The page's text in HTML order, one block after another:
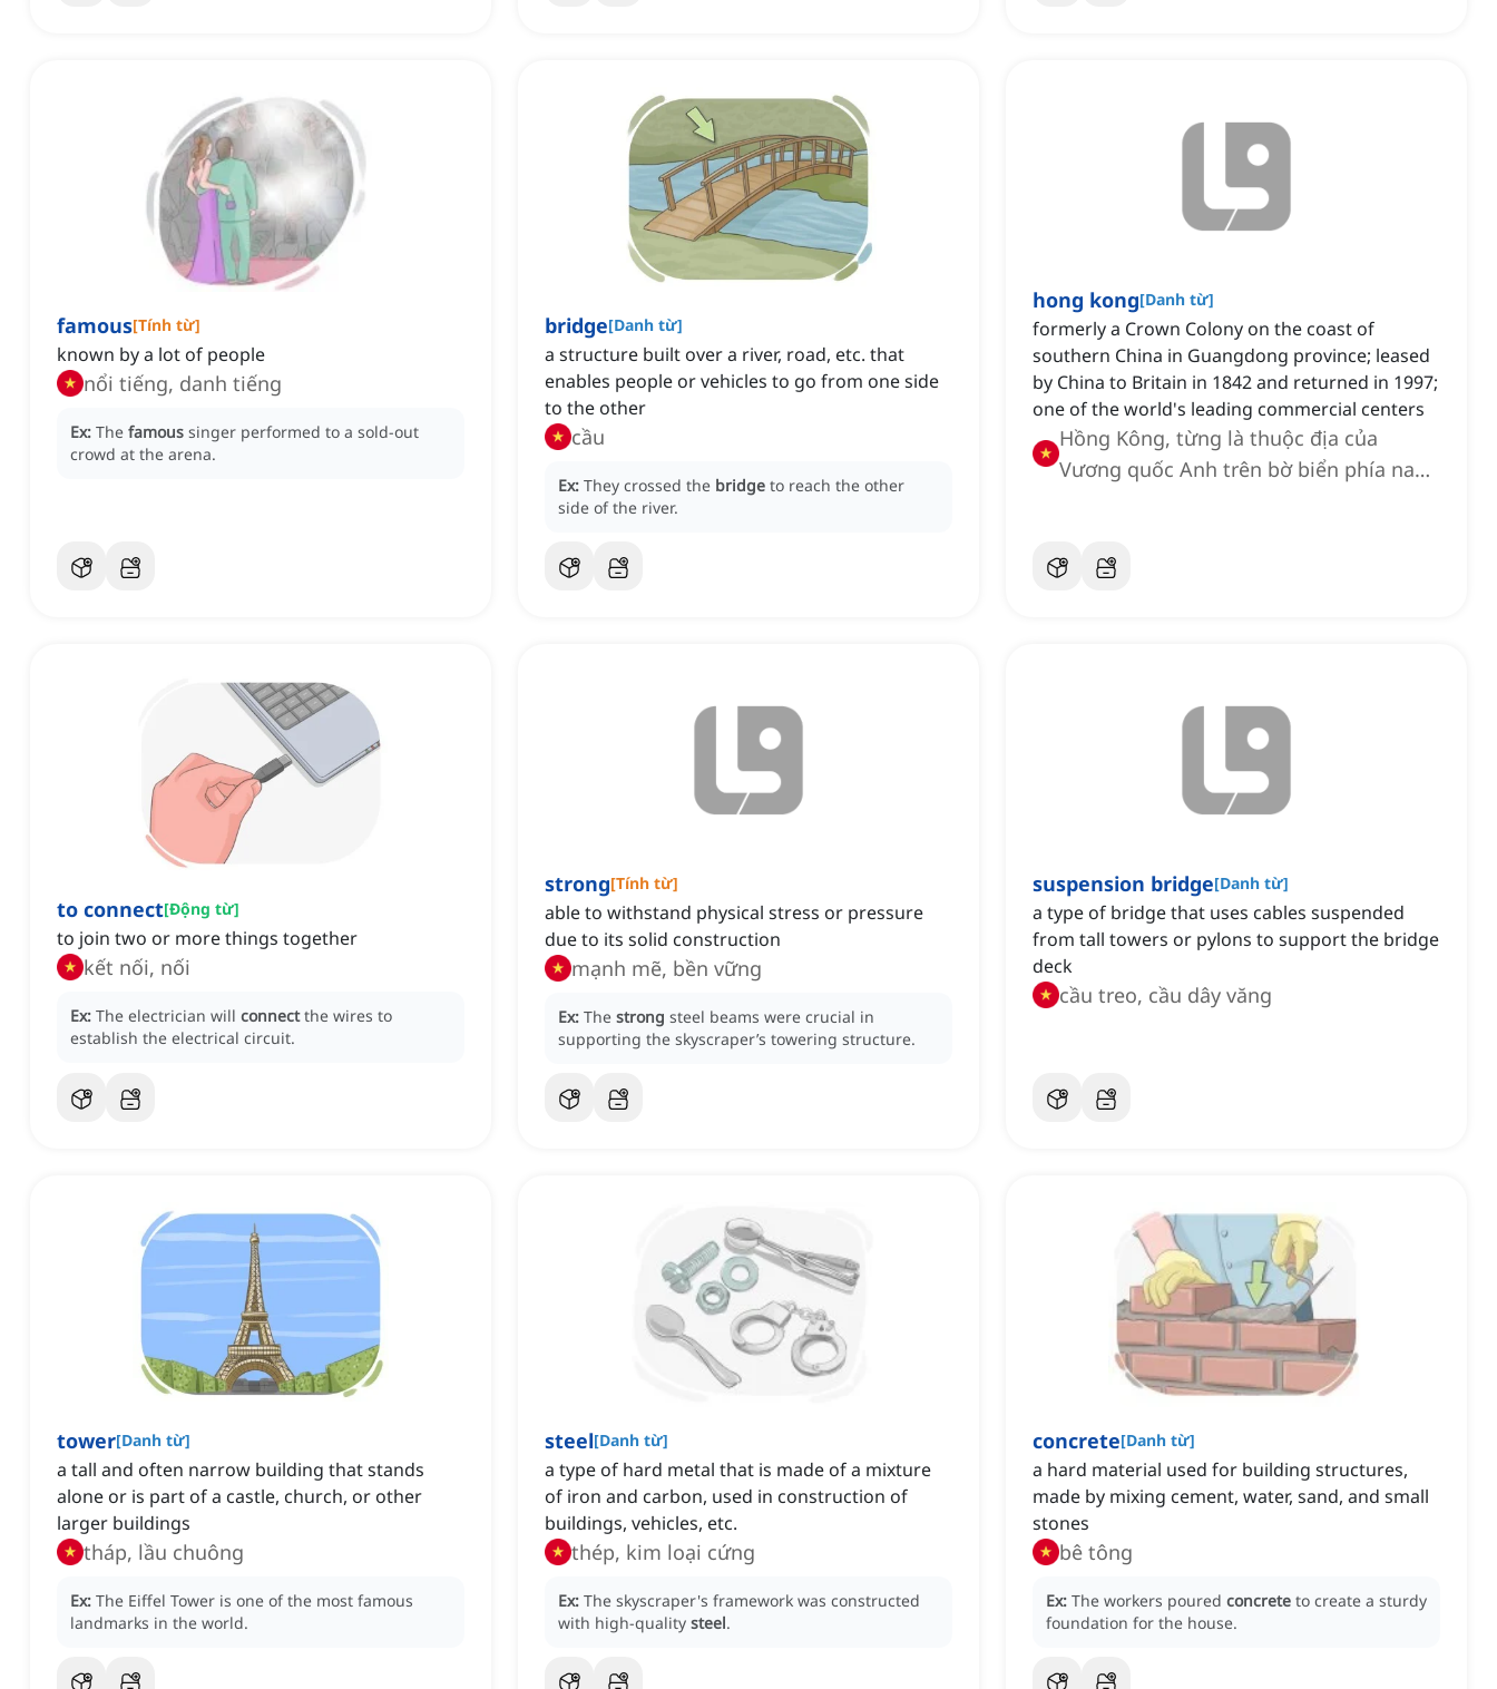
famous[Tính từ]
known by a lot of people
nổi tiếng, danh tiếng
Ex: The famous singer performed to a sold-out
crowd at the arena.
bridge[Danh từ]
a structure built over a river, road, etc. that
enables people or vehicles to go from one side
to the other
cầu
Ex: They crossed the bridge to reach the other
side of the river.
hong kong[Danh từ]
formerly a Crown Colony on the coast of
southern China in Guangdong province; leased
by China to Britain in 1842 and returned in 1997;
one of the world's leading commercial centers
Hồng Kông, từng là thuộc địa của
Vương quốc Anh trên bờ biển phía nam
và trả lại vào năm 1997; một trong
to connect[Động từ]
to join two or more things together
kết nối, nối
Ex: The electrician will connect the wires to
establish the electrical circuit.
strong[Tính từ]
able to withstand physical stress or pressure
due to its solid construction
mạnh mẽ, bền vững
Ex: The strong steel beams were crucial in
supporting the skyscraper’s towering structure.
suspension bridge[Danh từ]
a type of bridge that uses cables suspended
from tall towers or pylons to support the bridge
deck
cầu treo, cầu dây văng
tower[Danh từ]
a tall and often narrow building that stands
alone or is part of a castle, church, or other
larger buildings
tháp, lầu chuông
Ex: The Eiffel Tower is one of the most famous
landmarks in the world.
steel[Danh từ]
a type of hard metal that is made of a mixture
of iron and carbon, used in construction of
buildings, vehicles, etc.
thép, kim loại cứng
Ex: The skyscraper's framework was constructed
with high-quality steel.
concrete[Danh từ]
a hard material used for building structures,
made by mixing cement, water, sand, and small
stones
bê tông
Ex: The workers poured concrete to create a sturdy
foundation for the house.